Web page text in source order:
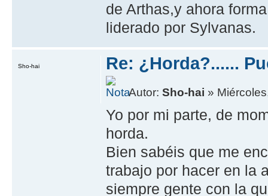
de Arthas,y ahora
liderado por Sylvanas.
Re: ¿Horda?......
Autor:Sho-hai »
Yo por mi parte, de
horda.
Bien sabéis que me
trabajo por hacer en la
siempre gente con la
Sho-hai